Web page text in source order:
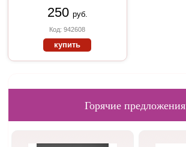
250 руб.
Код: 942608
купить
Горячие предложения